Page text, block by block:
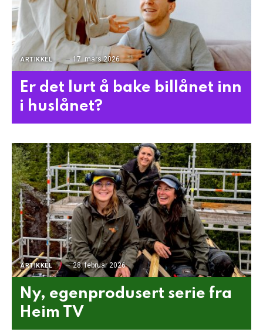
ARTIKKEL 17. mars 2026
Er det lurt å bake billånet inn
i huslånet?
ARTIKKEL 28. februar 2026
Ny, egenprodusert serie fra
Heim TV